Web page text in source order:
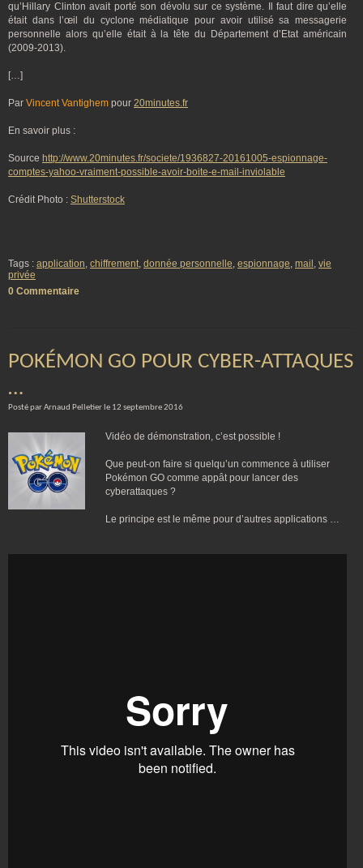
qu’Hillary Clinton avait porté son dévolu sur ce système. Il faut dire qu’elle
était dans l’œil du cyclone médiatique pour avoir utilisé sa messagerie
personnelle alors qu’elle était à la tête du Département d’Etat américain
(2009-2013).
[…]
Par Vincent Vantighem pour 20minutes.fr
En savoir plus :
Source http://www.20minutes.fr/societe/1936827-20161005-espionnage-
comptes-yahoo-vraiment-possible-avoir-boite-e-mail-inviolable
Crédit Photo : Shutterstock
Tags : application, chiffrement, donnée personnelle, espionnage, mail , vie
privée
0 Commentaire
POKÉMON GO POUR CYBER-ATTAQUES
…
Posté par Arnaud Pelletier le 12 septembre 2016
Vidéo de démonstration, c’est possible !
Que peut-on faire si quelqu’un commence à utiliser
Pokémon GO comme appât pour lancer des
cyberattaques ?
Le principe est le même pour d’autres applications …